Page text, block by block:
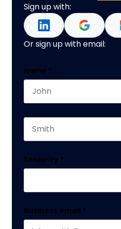
Sign up with:
Or sign up with email:
Email
Name *
Seniority *
Business email *